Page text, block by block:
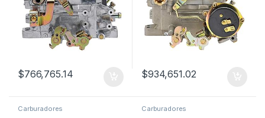
$766,765.14 $934,651.02
Carburadores Carburadores